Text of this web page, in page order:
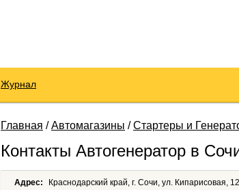
Журнал
Главная /Автомагазины /Стартеры и
Контакты Автогенератор в
Адрес:
Краснодарский край, г. Сочи, ул. Кипарисовая, 12